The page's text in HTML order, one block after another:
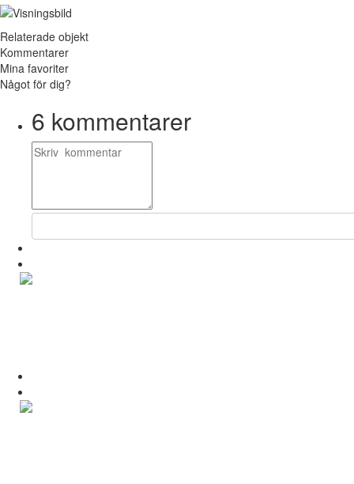
Relaterade objekt
Kommentarer
Mina favoriter
Något för dig?
6 kommentarer